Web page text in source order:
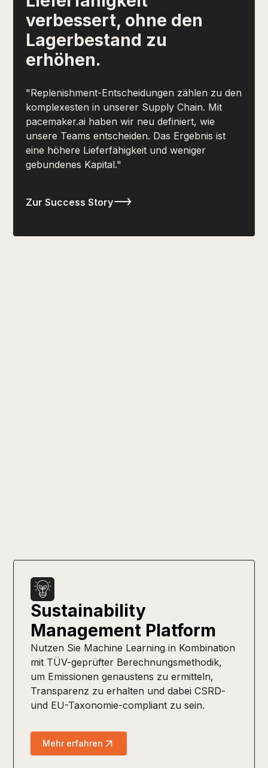
verbessert, ohne den
Lagerbestand zu
erhöhen.
"Replenishment-Entscheidungen zählen zu den
komplexesten in unserer Supply Chain. Mit
pacemaker.ai haben wir neu definiert, wie
unsere Teams entscheiden. Das Ergebnis ist
eine höhere Lieferfähigkeit und weniger
gebundenes Kapital."
Zur Success Story
Sustainability
Management Platform
Nutzen Sie Machine Learning in Kombination
mit TÜV-geprüfter Berechnungsmethodik,
um Emissionen genaustens zu ermitteln,
Transparenz zu erhalten und dabei CSRD-
und EU-Taxonomie-compliant zu sein.
Mehr erfahren